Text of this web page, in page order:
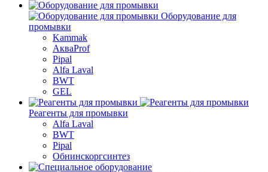
Оборудование для
промывки
Kammak
АкваProf
Pipal
Alfa Laval
BWT
GEL
Реагенты для промывки
Alfa Laval
BWT
Pipal
Обнинскоргсинтез